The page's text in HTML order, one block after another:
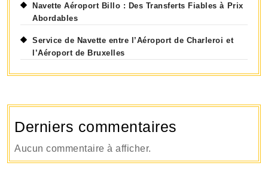
Navette Aéroport Billo : Des Transferts Fiables à Prix
Abordables
Service de Navette entre l’Aéroport de Charleroi et
l’Aéroport de Bruxelles
Derniers commentaires
Aucun commentaire à afficher.